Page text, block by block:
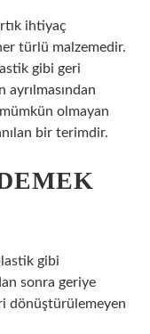
ihtiyaç
türlü malzemedir.
gibi geri
olmayan
bir terimdir.
gibi
sonra geriye
dönüştürülemeyen